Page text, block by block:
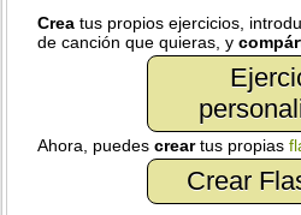
Crea tus propios ejercicios,
de canción que quieras, y
Ahora, puedescreartus propias
Crear